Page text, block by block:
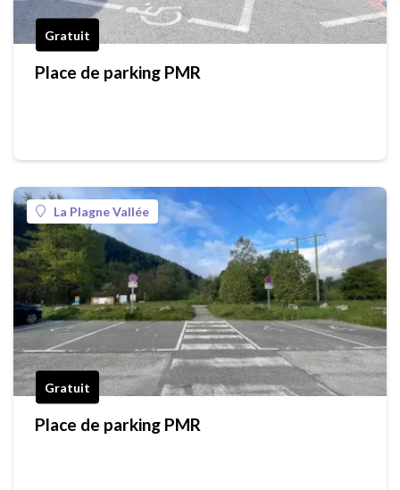
Gratuit
Place de parking PMR
La Plagne Vallée
Gratuit
Place de parking PMR